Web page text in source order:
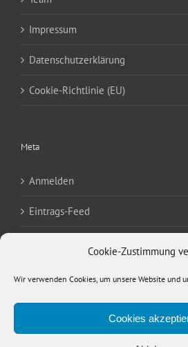
Cookie-Zustimmung
Wir verwenden Cookies, um unsere Website und
Cookies
Impressum
Datenschutzerklärung
Cookie-Richtlinie (EU)
Meta
Anmelden
Eintrags-Feed